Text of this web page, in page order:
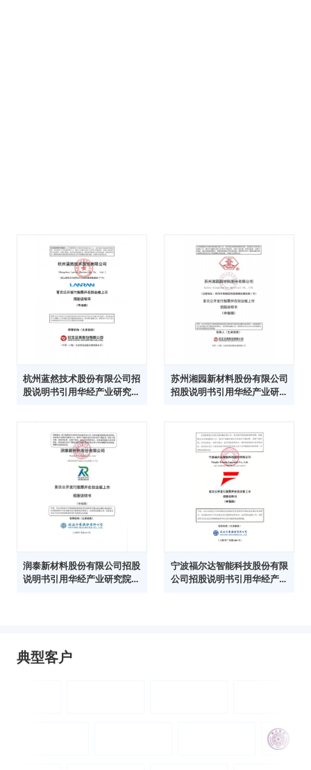
杭州蓝然技术股份有限公司招
股说明书引用华经产业研究院
苏州湘园新材料股份有限公司
招股说明书引用华经产业研究
润泰新材料股份有限公司招股
说明书引用华经产业研究院数
宁波福尔达智能科技股份有限
公司招股说明书引用华经产业
典型客户